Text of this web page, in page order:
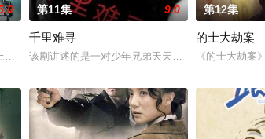
《燕京晚报》的年轻女记者孔颖，并助她解决了一起
第11集 9.0
千里难寻
该剧讲述的是一对少年兄弟天天、欢欢在幼年时代
第12集
的士大劫案
《的士大劫案